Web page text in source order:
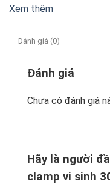
Xem thêm
Đánh giá (0)
Đánh giá
Chưa có đánh giá
Hãy là người
clamp vi sinh